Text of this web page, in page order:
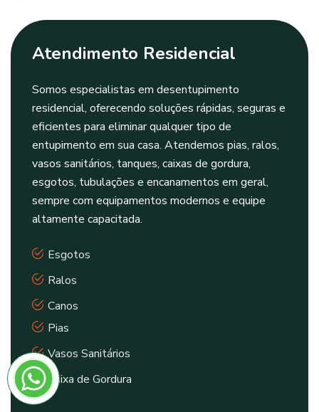
Atendimento Residencial
Somos especialistas em desentupimento
residencial, oferecendo soluções rápidas, seguras e
eficientes para eliminar qualquer tipo de
entupimento em sua casa. Atendemos pias, ralos,
vasos sanitários, tanques, caixas de gordura,
esgotos, tubulações e encanamentos em geral,
sempre com equipamentos modernos e equipe
altamente capacitada.
Esgotos
Ralos
Canos
Pias
Vasos Sanitários
Caixa de Gordura